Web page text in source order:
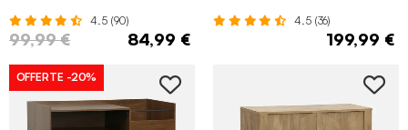
4.5 (90)
99,99 € 84,99 €
4.5 (36)
199,99 €
OFFERTE -20%